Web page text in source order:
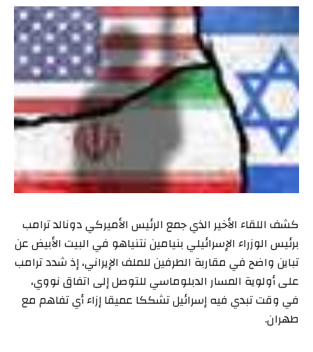
كشف اللقاء الأخير الذي جمع الرئيس الأميركي دونالد ترامب
برئيس الوزراء الإسرائيلي بنيامين نتنياهو في البيت الأبيض عن
تباين واضح في مقاربة الطرفين للملف الإيراني، إذ شدد ترامب
على أولوية المسار الدبلوماسي للتوصل إلى اتفاق نووي،
في وقت تبدي فيه إسرائيل تشككا عميقا إزاء أي تفاهم مع
طهران.